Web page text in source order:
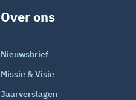
Over ons
Nieuwsbrief
Missie & Visie
Jaarverslagen